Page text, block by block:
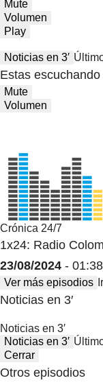
Mute
Volumen
Play
Noticias en 3′
Estas escuchando
Mute
Volumen
Crónica 24/7
1x24: Radio
23/08/2024 -
Ver más episodios
Noticias en 3′
Noticias en 3′
Noticias en 3′
Cerrar
Otros episodios